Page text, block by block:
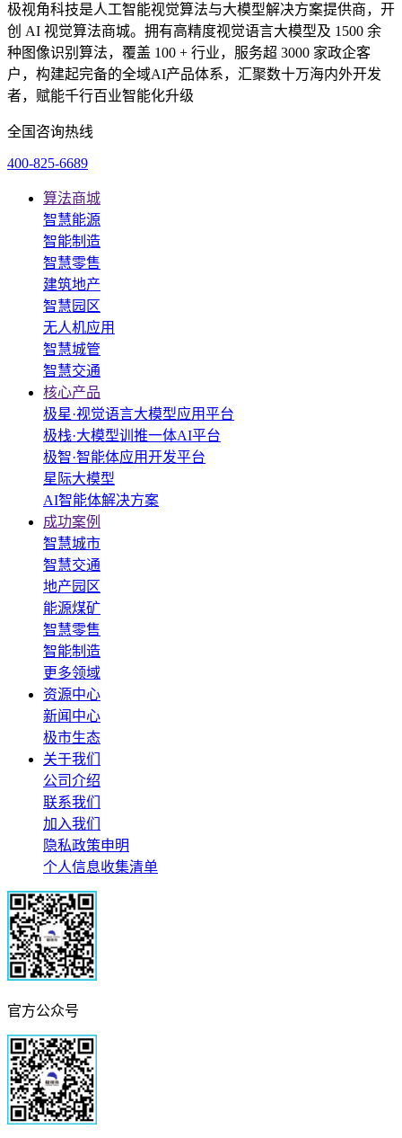
极视角科技是人工智能视觉算法与大模型解决方案提供商，开
创 AI 视觉算法商城。拥有高精度视觉语言大模型及 1500 余
种图像识别算法，覆盖 100 + 行业，服务超 3000 家政企客
户，构建起完备的全域AI产品体系，汇聚数十万海内外开发
者，赋能千行百业智能化升级
全国咨询热线
400-825-6689
算法商城
智慧能源
智能制造
智慧零售
建筑地产
智慧园区
无人机应用
智慧城管
智慧交通
核心产品
极星·视觉语言大模型应用平台
极栈·大模型训推一体AI平台
极智·智能体应用开发平台
星际大模型
AI智能体解决方案
成功案例
智慧城市
智慧交通
地产园区
能源煤矿
智慧零售
智能制造
更多领域
资源中心
新闻中心
极市生态
关于我们
公司介绍
联系我们
加入我们
隐私政策申明
个人信息收集清单
官方公众号